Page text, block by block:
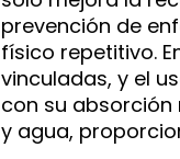
prevención de
físico repetitivo.
vinculadas, y el
con su
y agua,